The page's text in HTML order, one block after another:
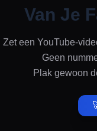
Van Je
Zet een YouTube-
Geen
Plak gewoon